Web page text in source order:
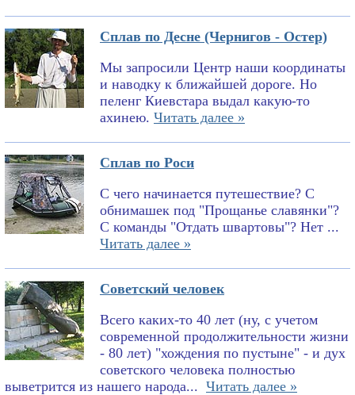
Сплав по Десне (Чернигов - Остер)
Мы запросили Центр наши координаты
и наводку к ближайшей дороге. Но
пеленг Киевстара выдал какую-то
ахинею. Читать далее »
Сплав по Роси
С чего начинается путешествие? С
обнимашек под "Прощанье славянки"?
С команды "Отдать швартовы"? Нет ...
Читать далее »
Советский человек
Всего каких-то 40 лет (ну, с учетом
современной продолжительности жизни
- 80 лет) "хождения по пустыне" - и дух
советского человека полностью
выветрится из нашего народа... Читать далее »